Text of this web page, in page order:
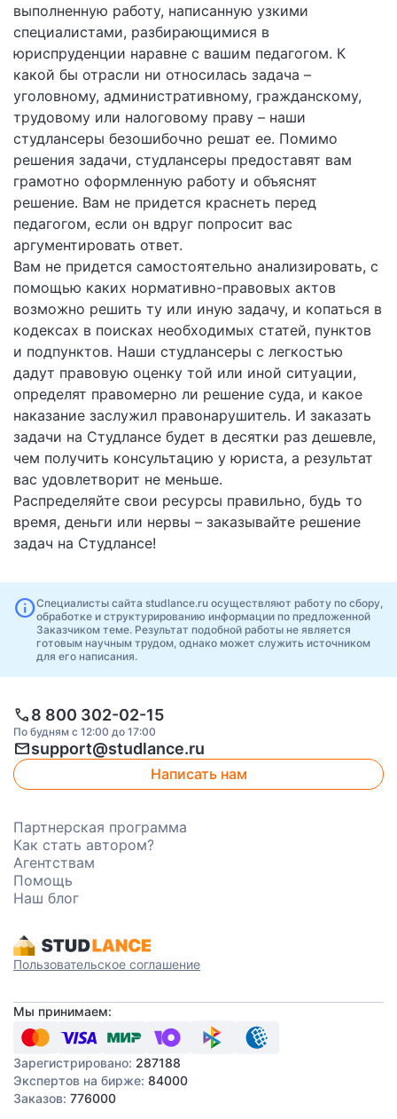
выполненную работу, написанную узкими
специалистами, разбирающимися в
юриспруденции наравне с вашим педагогом. К
какой бы отрасли ни относилась задача –
уголовному, административному, гражданскому,
трудовому или налоговому праву – наши
студлансеры безошибочно решат ее. Помимо
решения задачи, студлансеры предоставят вам
грамотно оформленную работу и объяснят
решение. Вам не придется краснеть перед
педагогом, если он вдруг попросит вас
аргументировать ответ.
Вам не придется самостоятельно анализировать, с
помощью каких нормативно-правовых актов
возможно решить ту или иную задачу, и копаться в
кодексах в поисках необходимых статей, пунктов
и подпунктов. Наши студлансеры с легкостью
дадут правовую оценку той или иной ситуации,
определят правомерно ли решение суда, и какое
наказание заслужил правонарушитель. И заказать
задачи на Студлансе будет в десятки раз дешевле,
чем получить консультацию у юриста, а результат
вас удовлетворит не меньше.
Распределяйте свои ресурсы правильно, будь то
время, деньги или нервы – заказывайте решение
задач на Студлансе!
infoСпециалисты сайта studlance.ru осуществляют работу по сбору,
обработке и структурированию информации по предложенной
Заказчиком теме. Результат подобной работы не является
готовым научным трудом, однако может служить источником
для его написания.
call8 800 302-02-15
По будням с 12:00 до 17:00
mailsupport@studlance.ru
Написать нам
Партнерская программа
Как стать автором?
Агентствам
Помощь
Наш блог
Пользовательское соглашение
Мы принимаем:
Зарегистрировано: 287188
Экспертов на бирже: 84000
Заказов: 776000